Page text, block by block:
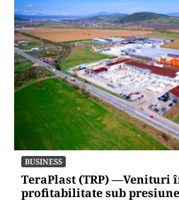
BUSINESS
TeraPlast (TRP) —Venituri
profitabilitate sub presiune